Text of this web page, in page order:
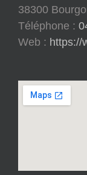
38300
Téléphone :
Web : https://